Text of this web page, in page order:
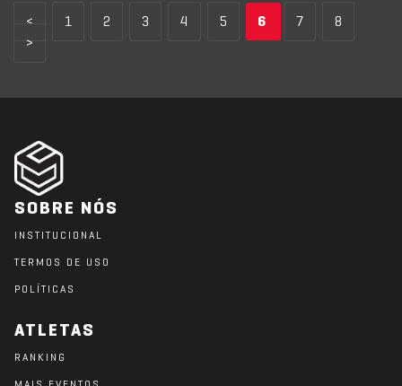
< 1 2 3 4 5 6 7
8
>
SOBRE NÓS
INSTITUCIONAL
TERMOS DE USO
POLÍTICAS
ATLETAS
RANKING